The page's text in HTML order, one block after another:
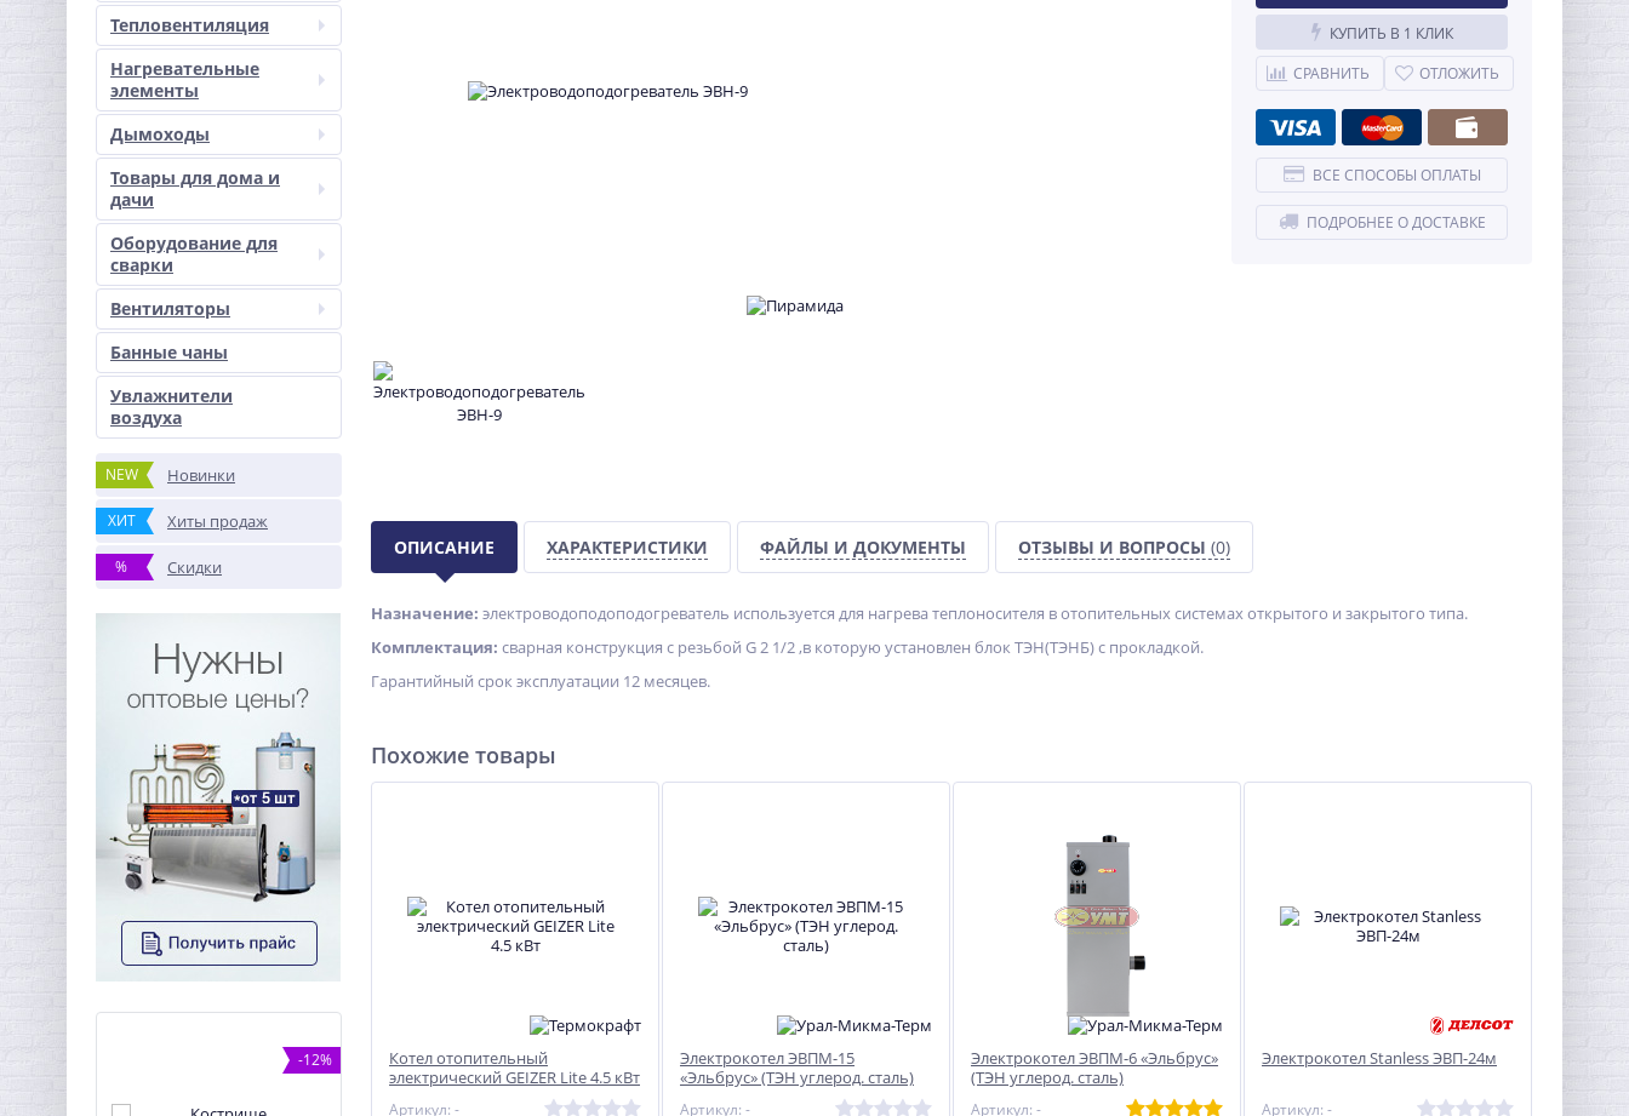
Тепловентиляция
Нагревательные
элементы
Дымоходы
Товары для дома и
дачи
Оборудование для
сварки
Вентиляторы
Банные чаны
Увлажнители
воздуха
NEW Новинки
ХИТ Хиты продаж
% Скидки
-12% % -12% %
КУПИТЬ В 1 КЛИК
СРАВНИТЬ
ОТЛОЖИТЬ
ВСЕ СПОСОБЫ ОПЛАТЫ
ПОДРОБНЕЕ О ДОСТАВКЕ
ОПИСАНИЕ ХАРАКТЕРИСТИКИ ФАЙЛЫ И ДОКУМЕНТЫ ОТЗЫВЫ И ВОПРОСЫ (0)
Назначение: электроводоподоподогреватель используется для нагрева теплоносителя в отопительных системах открытого и закрытого типа.
Комплектация: сварная конструкция с резьбой G 2 1/2 ,в которую установлен блок ТЭН(ТЭНБ) с прокладкой.
Гарантийный срок эксплуатации 12 месяцев.
Похожие товары
Котел отопительный
электрический GEIZER Lite 4.5 кВт
Артикул: -
Электрокотел ЭВПМ-15
«Эльбрус» (ТЭН углерод. сталь)
Артикул: -
Электрокотел ЭВПМ-6 «Эльбрус»
(ТЭН углерод. сталь)
Артикул: -
Электрокотел Stanless ЭВП-24м
Артикул: -